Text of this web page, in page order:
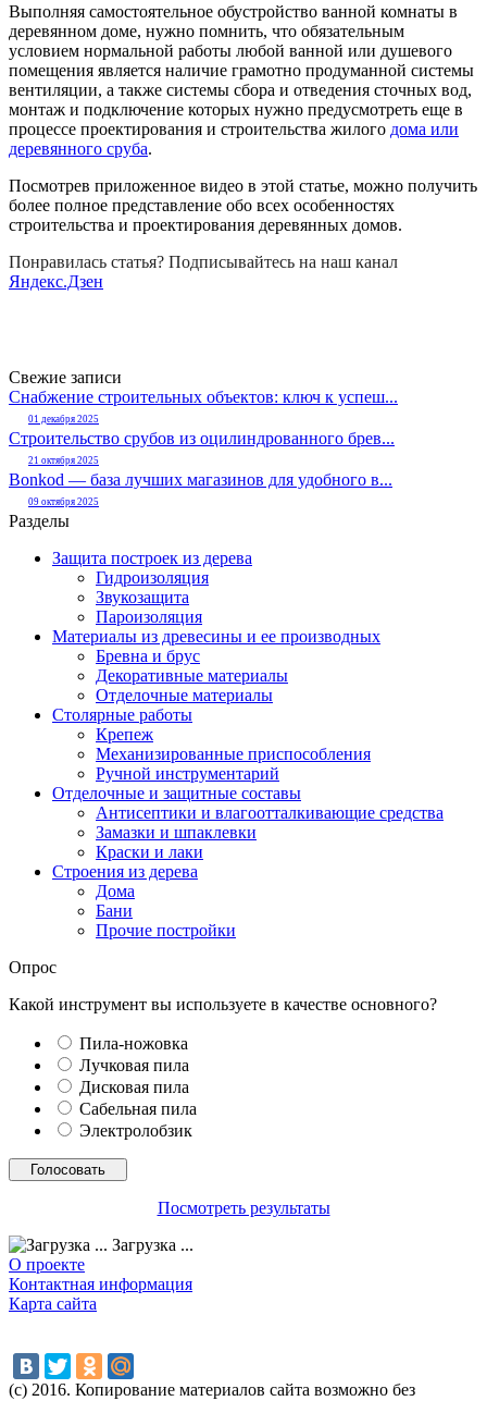
Выполняя самостоятельное обустройство ванной комнаты в
деревянном доме, нужно помнить, что обязательным
условием нормальной работы любой ванной или душевого
помещения является наличие грамотно продуманной системы
вентиляции, а также системы сбора и отведения сточных вод,
монтаж и подключение которых нужно предусмотреть еще в
процессе проектирования и строительства жилого дома или
деревянного сруба.
Посмотрев приложенное видео в этой статье, можно получить
более полное представление обо всех особенностях
строительства и проектирования деревянных домов.
Понравилась статья? Подписывайтесь на наш канал
Яндекс.Дзен
Свежие записи
Снабжение строительных объектов: ключ к успеш...
01 декабря 2025
Строительство срубов из оцилиндрованного брев...
21 октября 2025
Bonkod — база лучших магазинов для удобного в...
09 октября 2025
Разделы
Защита построек из дерева
Гидроизоляция
Звукозащита
Пароизоляция
Материалы из древесины и ее производных
Бревна и брус
Декоративные материалы
Отделочные материалы
Столярные работы
Крепеж
Механизированные приспособления
Ручной инструментарий
Отделочные и защитные составы
Антисептики и влагоотталкивающие средства
Замазки и шпаклевки
Краски и лаки
Строения из дерева
Дома
Бани
Прочие постройки
Опрос
Какой инструмент вы используете в качестве основного?
Пила-ножовка
Лучковая пила
Дисковая пила
Сабельная пила
Электролобзик
Посмотреть результаты
Загрузка ...
О проекте
Контактная информация
Карта сайта
(с) 2016. Копирование материалов сайта возможно без